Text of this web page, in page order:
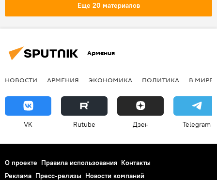
Еще 20 материалов
Армения
НОВОСТИ АРМЕНИЯ ЭКОНОМИКА ПОЛИТИКА В МИРЕ
VK Rutube Дзен Telegram
О проекте Правила использования Контакты
Реклама Пресс-релизы Новости компаний